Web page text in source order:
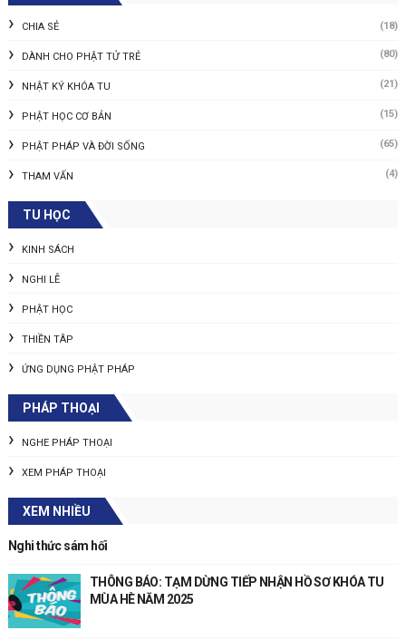
CHIA SẺ (18)
DÀNH CHO PHẬT TỬ TRẺ (80)
NHẬT KÝ KHÓA TU (21)
PHẬT HỌC CƠ BẢN (15)
PHẬT PHÁP VÀ ĐỜI SỐNG (65)
THAM VẤN (4)
TU HỌC
KINH SÁCH
NGHI LỄ
PHẬT HỌC
THIỀN TÂP
ỨNG DỤNG PHẬT PHÁP
PHÁP THOẠI
NGHE PHÁP THOẠI
XEM PHÁP THOẠI
XEM NHIỀU
Nghi thức sám hối
THÔNG BÁO: TẠM DỪNG TIẾP NHẬN HỒ SƠ KHÓA TU
MÙA HÈ NĂM 2025